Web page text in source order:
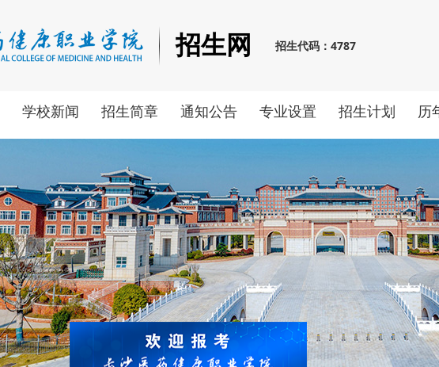
招生网 招生代码：4787
学校新闻 招生简章 通知公告 专业设置 招生计划 历
2026年长沙医药健康职业学院 单独招生考试职业技能测试基本要求和考试大纲 [2026-02-11] 长沙医